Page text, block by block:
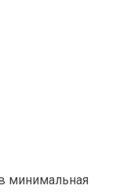
минимальная